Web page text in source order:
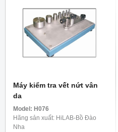
Máy kiểm tra vết nứt vân
da
Model: H076
Hãng sản xuất: HiLAB-Bồ Đào
Nha